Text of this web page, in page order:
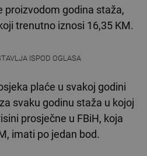
proizvodom godina staža,
trenutno iznosi 16,35 KM.
ISPOD OGLASA
plaće u svakoj godini
svaku godinu staža u kojoj
prosječne u FBiH, koja
imati po jedan bod.